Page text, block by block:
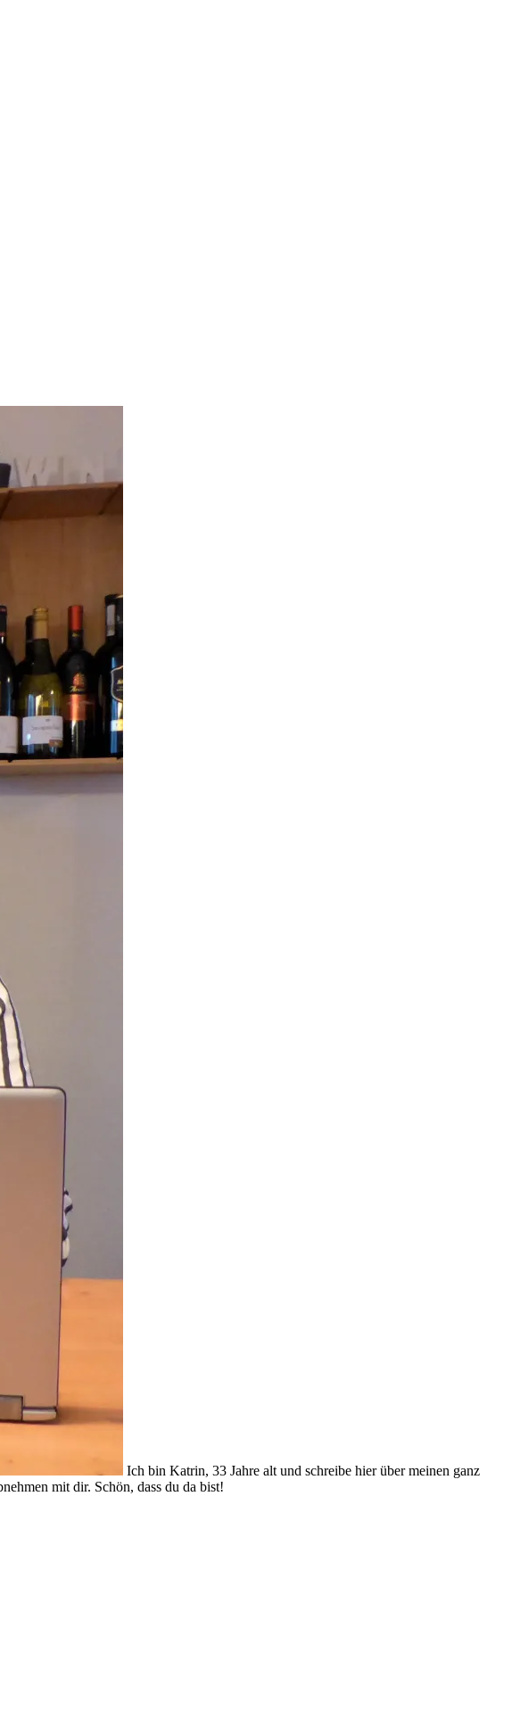
Ich bin Katrin, 33 Jahre alt und schreibe hier über meinen ganz
mit dir. Schön, dass du da bist!